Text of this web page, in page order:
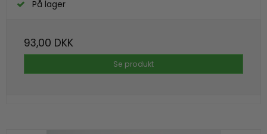
På lager
93,00 DKK
Se produkt